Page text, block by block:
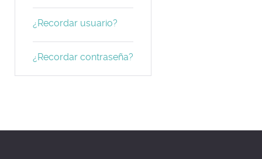
¿Recordar usuario?
¿Recordar contraseña?